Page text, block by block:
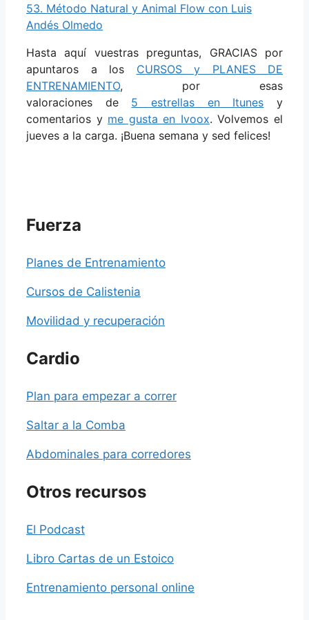
53. Método Natural y Animal Flow con Luis
Andés Olmedo
Hasta aquí vuestras preguntas, GRACIAS por
apuntaros a los CURSOS y PLANES DE
ENTRENAMIENTO, por esas
valoraciones de 5 estrellas en Itunes y
comentarios y me gusta en Ivoox. Volvemos el
jueves a la carga. ¡Buena semana y sed felices!
Fuerza
Planes de Entrenamiento
Cursos de Calistenia
Movilidad y recuperación
Cardio
Plan para empezar a correr
Saltar a la Comba
Abdominales para corredores
Otros recursos
El Podcast
Libro Cartas de un Estoico
Entrenamiento personal online